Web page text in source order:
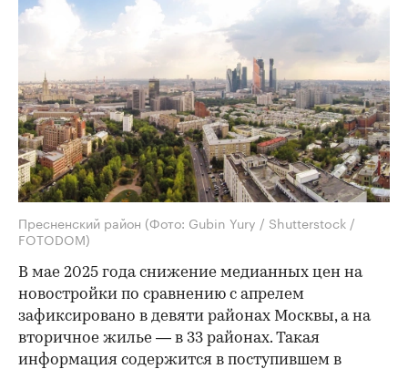
Пресненский район (Фото: Gubin Yury / Shutterstock /
FOTODOM)
В мае 2025 года снижение медианных цен на
новостройки по сравнению с апрелем
зафиксировано в девяти районах Москвы, а на
вторичное жилье — в 33 районах. Такая
информация содержится в поступившем в